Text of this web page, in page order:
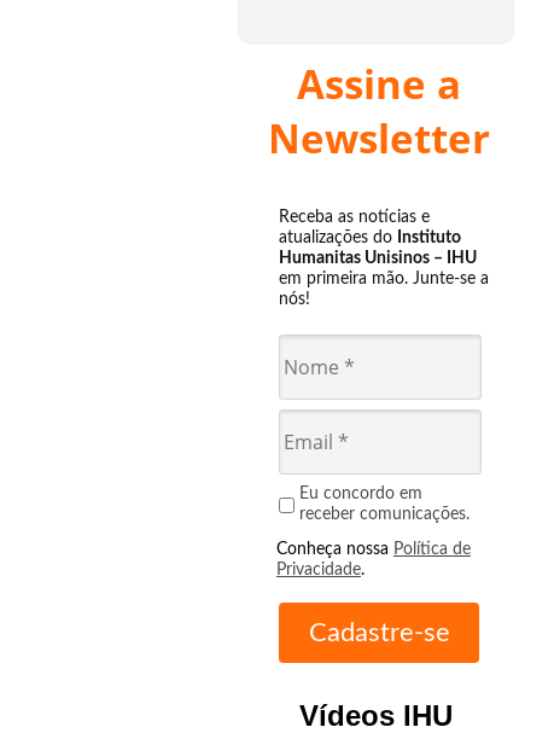
Assine a
Newsletter
Receba as notícias e
atualizações do Instituto
Humanitas Unisinos – IHU
em primeira mão. Junte-se a
nós!
Eu concordo em
receber comunicações.
Conheça nossa Política de
Privacidade.
Vídeos IHU